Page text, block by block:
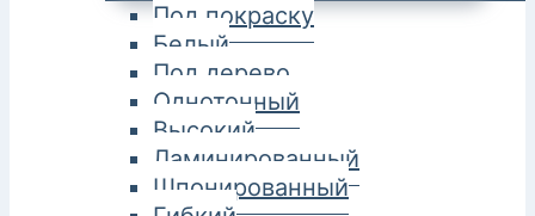
Под покраску
Белый
Под дерево
Однотонный
Высокий
Ламинированный
Шпонированный